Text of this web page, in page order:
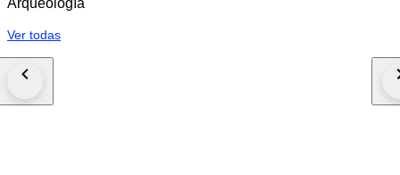
Arqueología
Ver todas